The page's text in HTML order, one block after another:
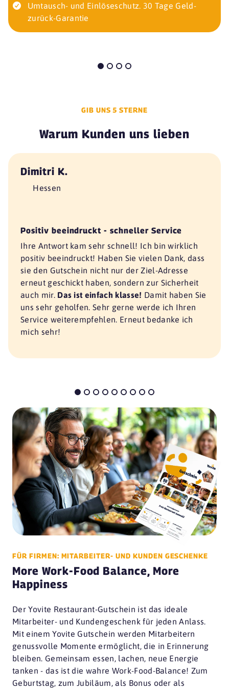
Umtausch- und Einlöseschutz. 30 Tage Geld-
zurück-Garantie
GIB UNS 5 STERNE
Warum Kunden uns lieben
Dimitri K.
Hessen
Positiv beeindruckt - schneller Service
Ihre Antwort kam sehr schnell! Ich bin wirklich
positiv beeindruckt! Haben Sie vielen Dank, dass
sie den Gutschein nicht nur der Ziel-Adresse
erneut geschickt haben, sondern zur Sicherheit
auch mir. Das ist einfach klasse! Damit haben Sie
uns sehr geholfen. Sehr gerne werde ich Ihren
Service weiterempfehlen. Erneut bedanke ich
mich sehr!
FÜR FIRMEN: MITARBEITER- UND KUNDEN GESCHENKE
More Work-Food Balance, More
Happiness
Der Yovite Restaurant-Gutschein ist das ideale
Mitarbeiter- und Kundengeschenk für jeden Anlass.
Mit einem Yovite Gutschein werden Mitarbeitern
genussvolle Momente ermöglicht, die in Erinnerung
bleiben. Gemeinsam essen, lachen, neue Energie
tanken - das ist die wahre Work-Food-Balance! Zum
Geburtstag, zum Jubiläum, als Bonus oder als